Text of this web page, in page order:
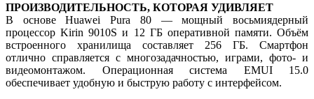
ПРОИЗВОДИТЕЛЬНОСТЬ, КОТОРАЯ УДИВЛЯЕТ
В основе Huawei Pura 80 — мощный восьмиядерный
процессор Kirin 9010S и 12 ГБ оперативной памяти. Объём
встроенного хранилища составляет 256 ГБ. Смартфон
отлично справляется с многозадачностью, играми, фото- и
видеомонтажом. Операционная система EMUI 15.0
обеспечивает удобную и быструю работу с интерфейсом.